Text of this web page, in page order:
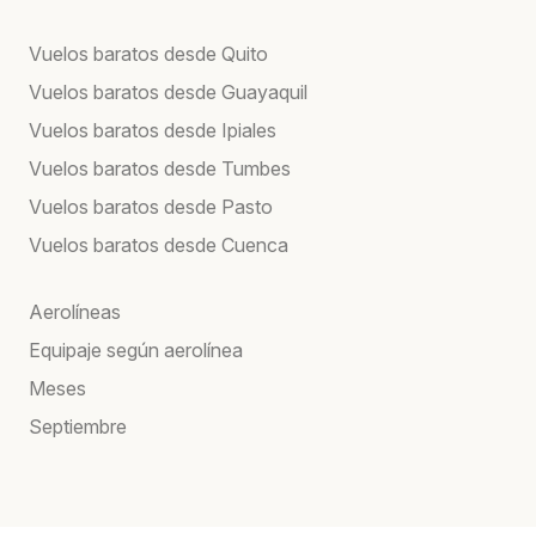
Vuelos baratos desde Quito
Vuelos baratos desde Guayaquil
Vuelos baratos desde Ipiales
Vuelos baratos desde Tumbes
Vuelos baratos desde Pasto
Vuelos baratos desde Cuenca
Aerolíneas
Equipaje según aerolínea
Meses
Septiembre